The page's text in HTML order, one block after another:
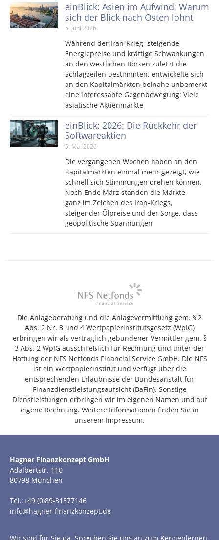
einBlick: Asien im Aufwind: Warum
sich der Blick nach Osten lohnt
5. Juni 2026
Während der Iran-Krieg, steigende
Energiepreise und kräftige Schwankungen
an den westlichen Börsen zuletzt die
Schlagzeilen bestimmten, entwickelte sich
an den Kapitalmärkten beinahe unbemerkt
eine interessante Gegenbewegung: Viele
asiatische Aktienmärkte
einBlick: 2026: Die Rückkehr der
Softwareaktien
5. Mai 2026
Die vergangenen Wochen haben an den
Kapitalmärkten einmal mehr gezeigt, wie
schnell sich Stimmungen drehen können.
Noch Ende März standen die Märkte
ganz im Zeichen des Iran-Kriegs,
steigender Ölpreise und der Sorge, dass
geopolitische Spannungen
Die Anlageberatung und die Anlagevermittlung gem. § 2
Abs. 2 Nr. 3 und 4 Wertpapierinstitutsgesetz (WpIG)
erbringen wir als vertraglich gebundener Vermittler gem. §
3 Abs. 2 WpIG ausschließlich für Rechnung und unter der
Haftung der NFS Netfonds Financial Service GmbH. Die NFS
ist ein Wertpapierinstitut und verfügt über die
entsprechenden Erlaubnisse der Bundesanstalt für
Finanzdienstleistungsaufsicht (BaFin). Sonstige
Dienstleistungen erbringen wir im eigenen Namen und auf
eigene Rechnung. Weitere Informationen finden Sie in
unserem Impressum.
Hagner Finanzkonzept GmbH
Adalbertstr. 110
80798 München
Tel.:+49 (0)89-31577146
info@hagner-finanzkonzept.de
Wir sind für Sie da. Sprechen Sie uns an zum Kennenlernen,